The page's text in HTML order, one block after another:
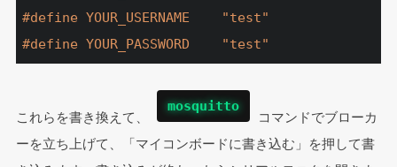
#define YOUR_USERNAME "test"
#define YOUR_PASSWORD "test"
これらを書き換えて、
mosquitto
コマンドでブローカ
ーを立ち上げて、「マイコンボードに書き込む」を押して書